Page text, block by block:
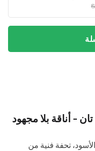
- أناقة بلا مجهود
تحفة فنية من